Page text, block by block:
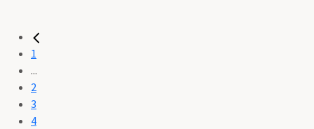
1
...
2
3
4